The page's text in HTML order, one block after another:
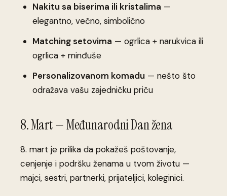
Nakitu sa biserima ili kristalima —
elegantno, večno, simbolično
Matching setovima — ogrlica + narukvica ili
ogrlica + minđuše
Personalizovanom komadu — nešto što
odražava vašu zajedničku priču
8. Mart — Međunarodni Dan žena
8. mart je prilika da pokažeš poštovanje,
cenjenje i podršku ženama u tvom životu —
majci, sestri, partnerki, prijateljici, koleginici.